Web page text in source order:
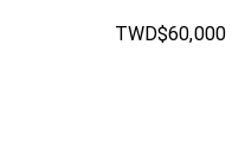
TWD$60,000